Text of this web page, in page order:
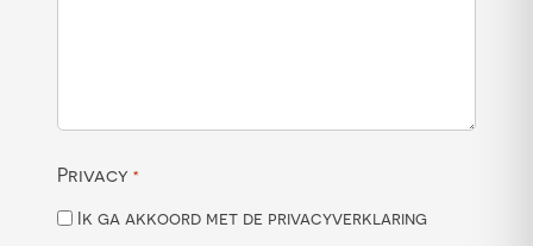
Privacy *
Ik ga akkoord met de privacyverklaring